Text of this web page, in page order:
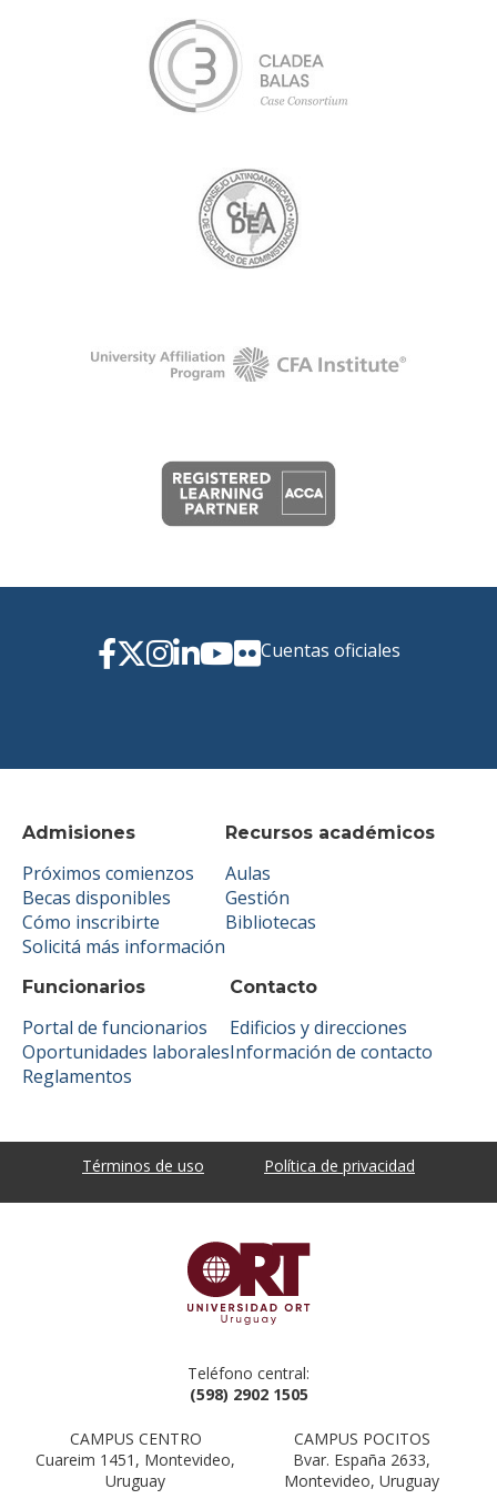
Admisiones
Próximos comienzos
Becas disponibles
Cómo inscribirte
Solicitá más información
Recursos académicos
Aulas
Gestión
Bibliotecas
Funcionarios
Portal de funcionarios
Oportunidades laborales
Reglamentos
Contacto
Edificios y direcciones
Información de contacto
Cuentas oficiales
Términos de uso Política de privacidad
Teléfono central:
(598) 2902 1505
CAMPUS CENTRO
Cuareim 1451, Montevideo,
Uruguay
CAMPUS POCITOS
Bvar. España 2633,
Montevideo, Uruguay